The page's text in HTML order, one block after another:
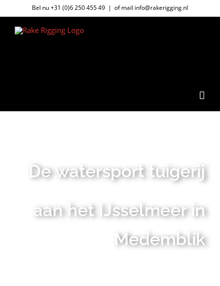
naar
inhoud
Bel nu+31 (0)6 250 455 49 | of mail info@rakerigging.nl
De watersport tuigerij
aan het IJsselmeer in
Medemblik